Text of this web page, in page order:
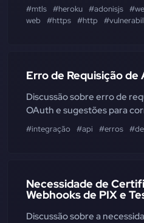
#mtls #heroku #adonisjs
web
#https #http
Erro de Requisição
Discussão sobre erro de
OAuth e sugestões para
#integração #api #erros
Necessidade de
Webhooks de PIX e
Discussão sobre a